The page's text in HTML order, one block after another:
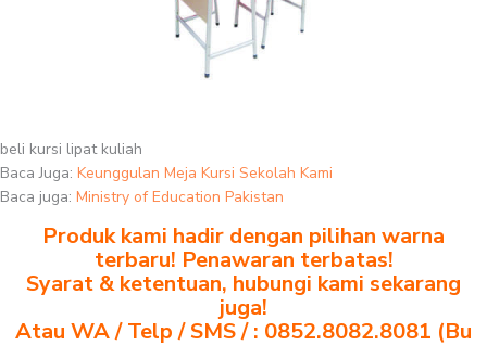
beli kursi lipat kuliah
Baca Juga: Keunggulan Meja Kursi Sekolah Kami
Baca juga: Ministry of Education Pakistan
Produk kami hadir dengan pilihan warna
terbaru! Penawaran terbatas!
Syarat & ketentuan, hubungi kami sekarang
juga!
Atau WA / Telp / SMS / : 0852.8082.8081 (Bu